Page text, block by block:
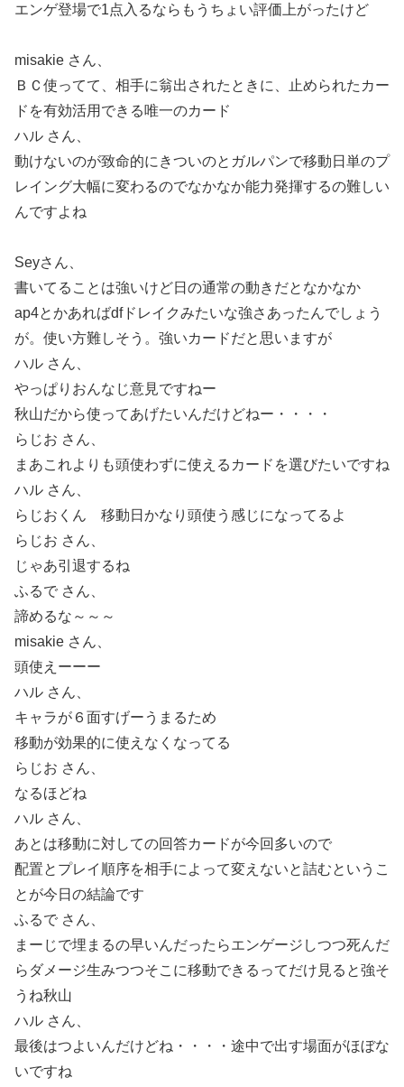
エンゲ登場で1点入るならもうちょい評価上がったけど
misakie さん、
ＢＣ使ってて、相手に翁出されたときに、止められたカー
ドを有効活用できる唯一のカード
ハル さん、
動けないのが致命的にきついのとガルパンで移動日単のプ
レイング大幅に変わるのでなかなか能力発揮するの難しい
んですよね
Seyさん、
書いてることは強いけど日の通常の動きだとなかなか
ap4とかあればdfドレイクみたいな強さあったんでしょう
が。使い方難しそう。強いカードだと思いますが
ハル さん、
やっぱりおんなじ意見ですねー
秋山だから使ってあげたいんだけどねー・・・・
らじお さん、
まあこれよりも頭使わずに使えるカードを選びたいですね
ハル さん、
らじおくん 移動日かなり頭使う感じになってるよ
らじお さん、
じゃあ引退するね
ふるで さん、
諦めるな～～～
misakie さん、
頭使えーーー
ハル さん、
キャラが６面すげーうまるため
移動が効果的に使えなくなってる
らじお さん、
なるほどね
ハル さん、
あとは移動に対しての回答カードが今回多いので
配置とプレイ順序を相手によって変えないと詰むというこ
とが今日の結論です
ふるで さん、
まーじで埋まるの早いんだったらエンゲージしつつ死んだ
らダメージ生みつつそこに移動できるってだけ見ると強そ
うね秋山
ハル さん、
最後はつよいんだけどね・・・・ 途中で出す場面がほぼな
いですね